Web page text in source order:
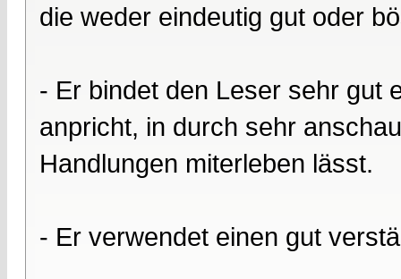
die weder eindeutig gut oder
- Er bindet den Leser sehr gut
anpricht, in durch sehr
Handlungen miterleben lässt.
- Er verwendet einen gut